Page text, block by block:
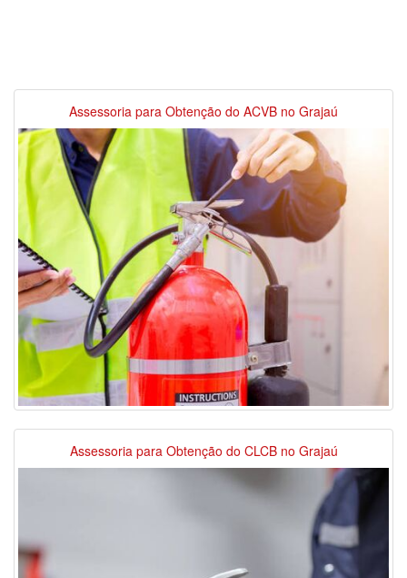
Assessoria para Obtenção do ACVB no Grajaú
Assessoria para Obtenção do CLCB no Grajaú